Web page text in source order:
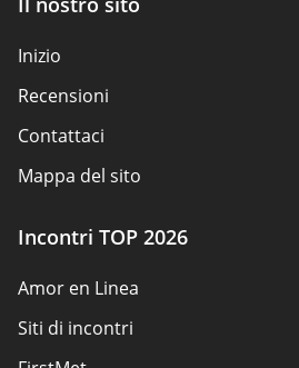
Inizio
Recensioni
Contattaci
Mappa del sito
Incontri TOP 2026
Amor en Linea
Siti di incontri